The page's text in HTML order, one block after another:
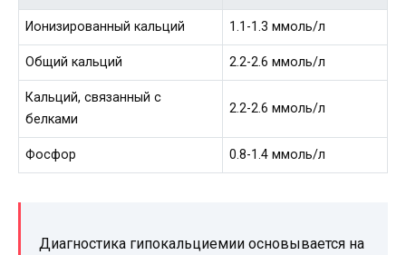
Ионизированный кальций 1.1-1.3 ммоль/л
Общий кальций 2.2-2.6 ммоль/л
Кальций, связанный с
белками
2.2-2.6 ммоль/л
Фосфор 0.8-1.4 ммоль/л
Диагностика гипокальциемии основывается на